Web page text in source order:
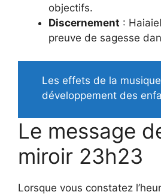
objectifs.
Discernement :
preuve de sagesse
Les effets de la
développement des
Le message
miroir 23h23
Lorsque vous constatez